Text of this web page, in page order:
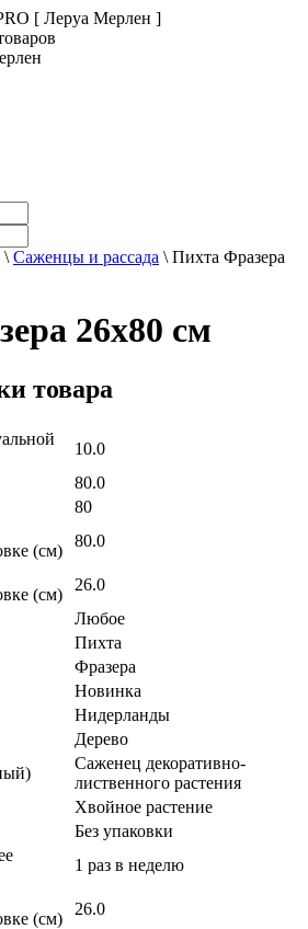
[ Леруа Мерлен ]
\ Саженцы и рассада \ Пихта Фразера
26x80 см
товара
10.0
80.0
80
(см)
80.0
(см)
26.0
Любое
Пихта
Фразера
Новинка
Нидерланды
Дерево
Саженец декоративно-
лиственного растения
Хвойное растение
Без упаковки
1 раз в неделю
(см)
26.0